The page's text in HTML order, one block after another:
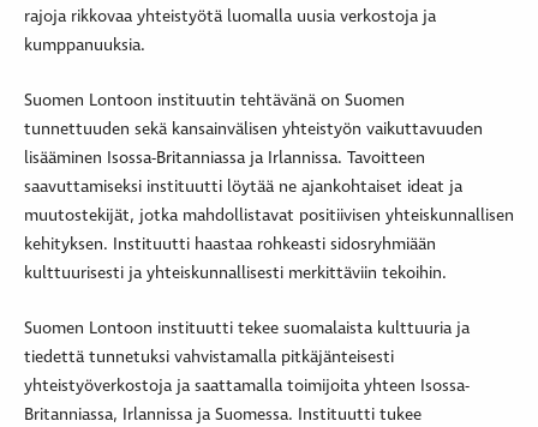
rajoja rikkovaa yhteistyötä luomalla uusia verkostoja ja
kumppanuuksia.
Suomen Lontoon instituutin tehtävänä on Suomen
tunnettuuden sekä kansainvälisen yhteistyön vaikuttavuuden
lisääminen Isossa-Britanniassa ja Irlannissa. Tavoitteen
saavuttamiseksi instituutti löytää ne ajankohtaiset ideat ja
muutostekijät, jotka mahdollistavat positiivisen yhteiskunnallisen
kehityksen. Instituutti haastaa rohkeasti sidosryhmiään
kulttuurisesti ja yhteiskunnallisesti merkittäviin tekoihin.
Suomen Lontoon instituutti tekee suomalaista kulttuuria ja
tiedettä tunnetuksi vahvistamalla pitkäjänteisesti
yhteistyöverkostoja ja saattamalla toimijoita yhteen Isossa-
Britanniassa, Irlannissa ja Suomessa. Instituutti tukee